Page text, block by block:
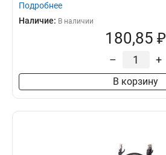
Подробнее
Наличие: В наличии
180,85 ₽
– +
В корзину